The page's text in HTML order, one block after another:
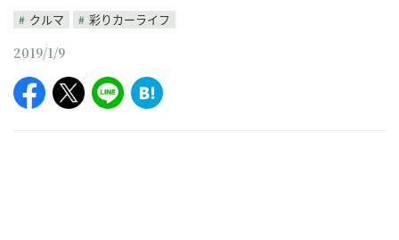
クルマ
彩りカーライフ
2019/1/9